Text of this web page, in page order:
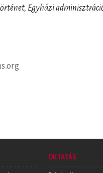
Egyházi
OKTATÁS